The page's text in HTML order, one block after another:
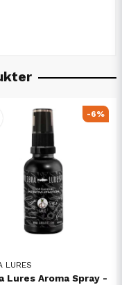
LURES
Lures Aroma Spray -
-6%